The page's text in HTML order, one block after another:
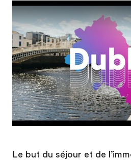
Le but du séjour et de